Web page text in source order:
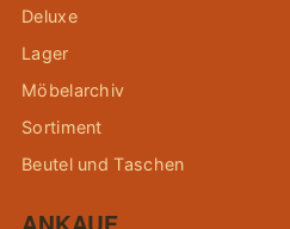
Deluxe
Lager
Möbelarchiv
Sortiment
Beutel und Taschen